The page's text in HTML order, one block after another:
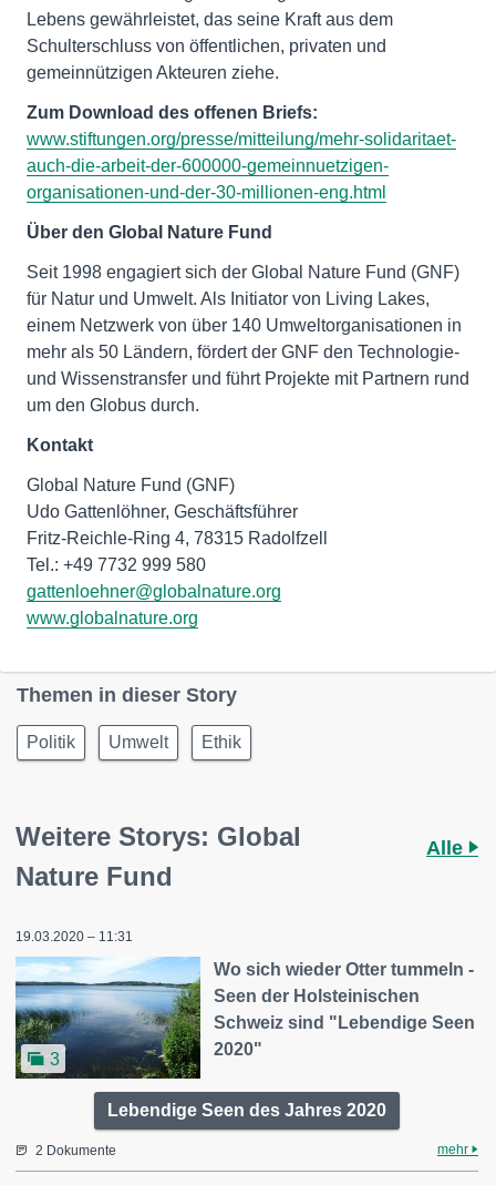
Lebens gewährleistet, das seine Kraft aus dem
Schulterschluss von öffentlichen, privaten und
gemeinnützigen Akteuren ziehe.
Zum Download des offenen Briefs:
www.stiftungen.org/presse/mitteilung/mehr-solidaritaet-
auch-die-arbeit-der-600000-gemeinnuetzigen-
organisationen-und-der-30-millionen-eng.html
Über den Global Nature Fund
Seit 1998 engagiert sich der Global Nature Fund (GNF)
für Natur und Umwelt. Als Initiator von Living Lakes,
einem Netzwerk von über 140 Umweltorganisationen in
mehr als 50 Ländern, fördert der GNF den Technologie-
und Wissenstransfer und führt Projekte mit Partnern rund
um den Globus durch.
Kontakt
Global Nature Fund (GNF)
Udo Gattenlöhner, Geschäftsführer
Fritz-Reichle-Ring 4, 78315 Radolfzell
gattenloehner@globalnature.org
www.globalnature.org
Themen in dieser Story
Politik Umwelt Ethik
Weitere Storys: Global
Nature Fund
Alle
19.03.2020 – 11:31
3
Wo sich wieder Otter tummeln -
Seen der Holsteinischen
Schweiz sind "Lebendige Seen
2020"
Lebendige Seen des Jahres 2020
2 Dokumente mehr